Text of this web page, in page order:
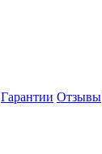
Гарантии Отзывы